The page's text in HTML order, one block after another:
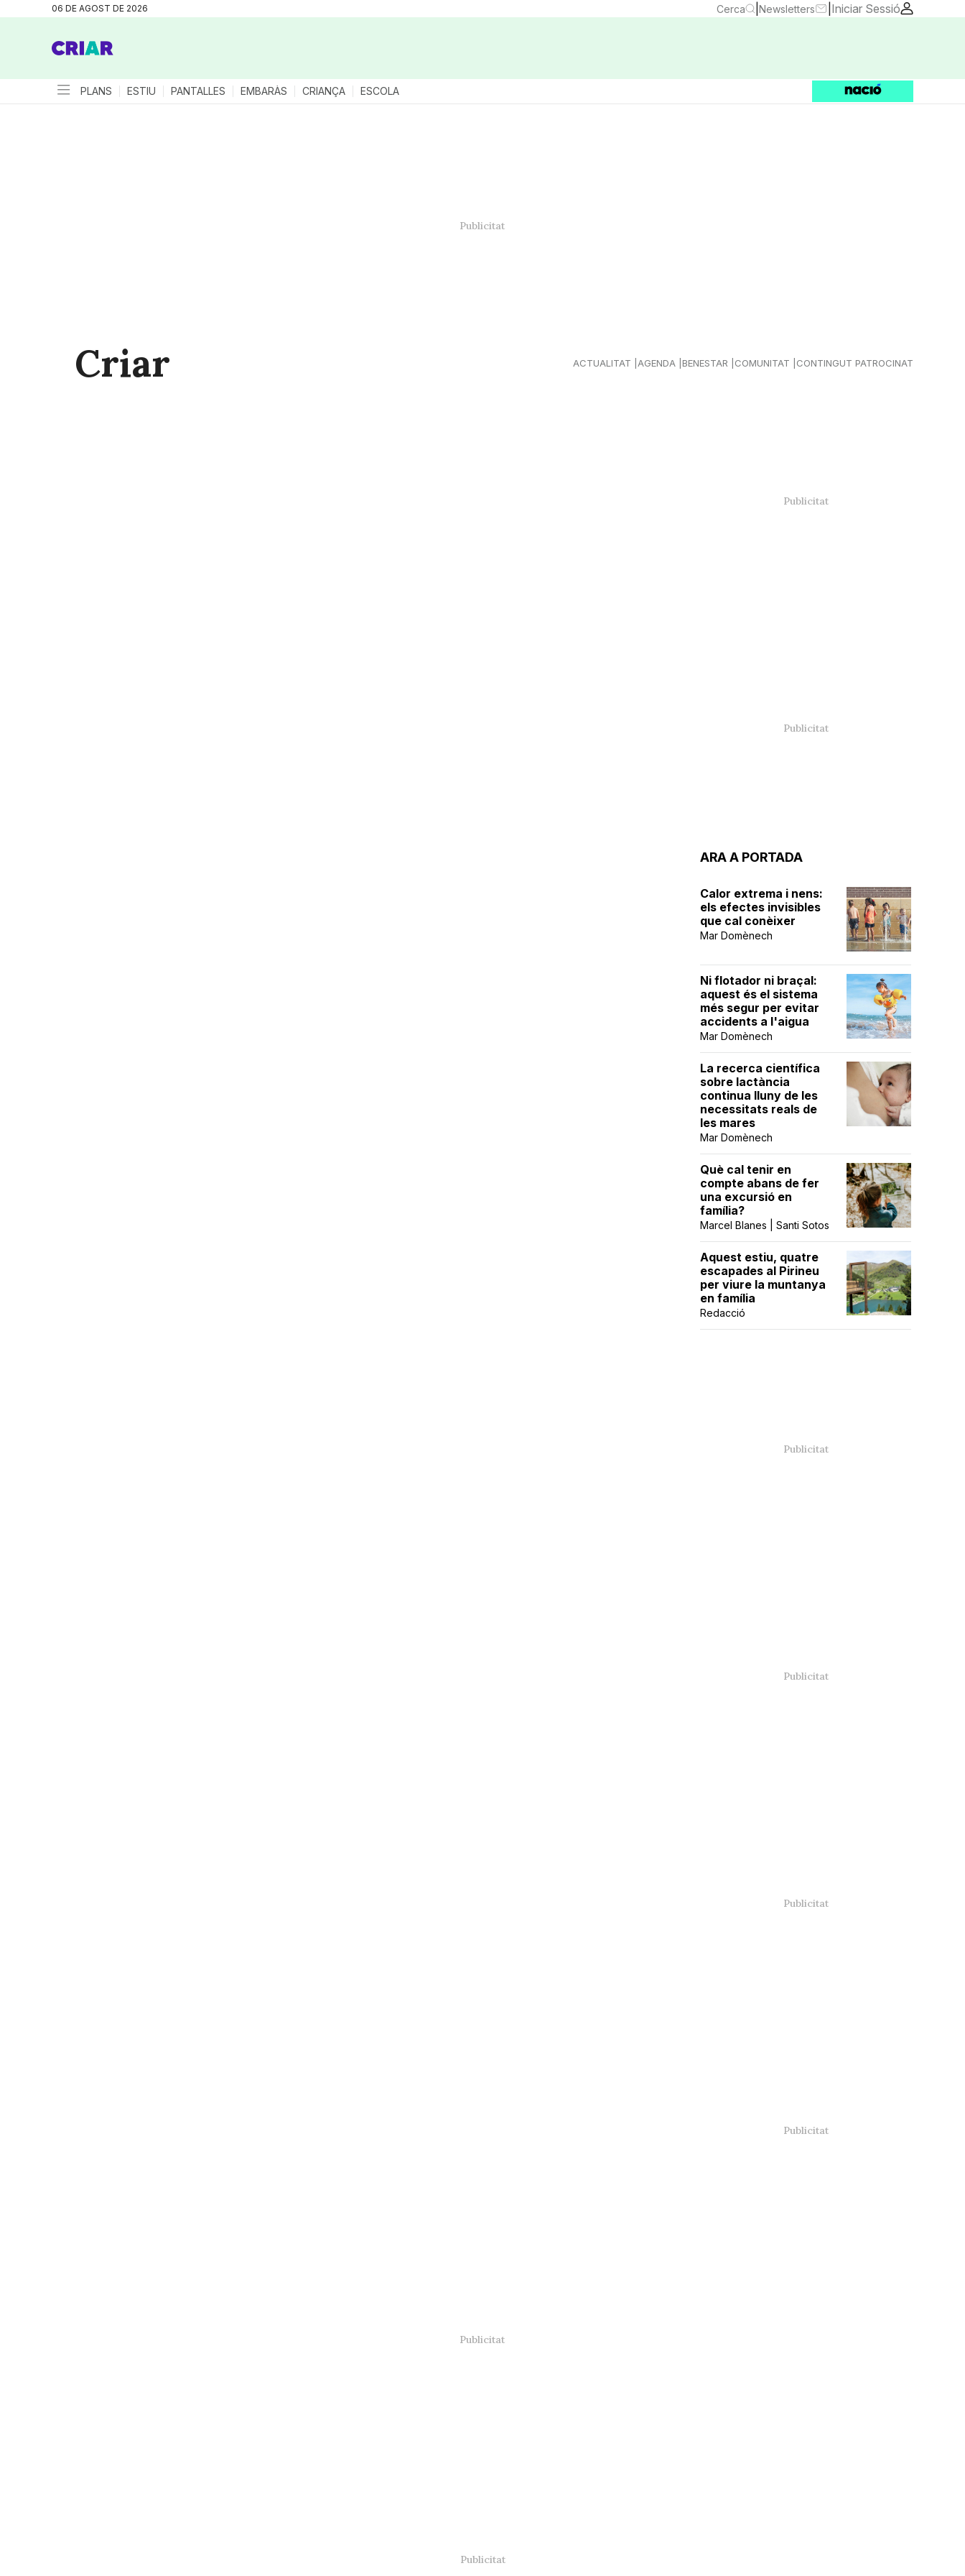
06 DE AGOST DE 2026 Cerca Newsletters Iniciar Sessió
PLANS ESTIU PANTALLES EMBARÀS CRIANÇA ESCOLA
Criar ACTUALITAT AGENDA BENESTAR COMUNITAT CONTINGUT PATROCINAT
ARA A PORTADA
Calor extrema i nens:
els efectes invisibles
que cal conèixer
Mar Domènech
Ni flotador ni braçal:
aquest és el sistema
més segur per evitar
accidents a l'aigua
Mar Domènech
La recerca científica
sobre lactància
continua lluny de les
necessitats reals de
les mares
Mar Domènech
Què cal tenir en
compte abans de fer
una excursió en
família?
Marcel Blanes | Santi Sotos
Aquest estiu, quatre
escapades al Pirineu
per viure la muntanya
en família
Redacció